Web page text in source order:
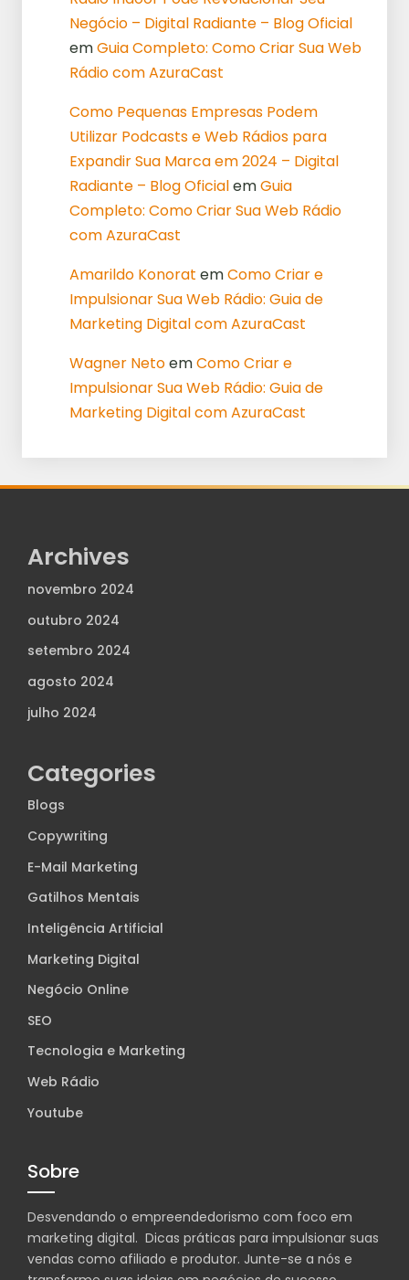
Negócio – Digital Radiante – Blog Oficial
emGuia Completo: Como Criar Sua Web
Rádio com AzuraCast
Como Pequenas Empresas Podem
Utilizar Podcasts e Web Rádios para
Expandir Sua Marca em 2024 – Digital
Radiante – Blog OficialemGuia
Completo: Como Criar Sua Web Rádio
com AzuraCast
Amarildo Konorat emComo Criar e
Impulsionar Sua Web Rádio: Guia de
Marketing Digital com AzuraCast
Wagner NetoemComo Criar e
Impulsionar Sua Web Rádio: Guia de
Marketing Digital com AzuraCast
Archives
novembro 2024
outubro 2024
setembro 2024
agosto 2024
julho 2024
Categories
Blogs
Copywriting
E-Mail Marketing
Gatilhos Mentais
Inteligência Artificial
Marketing Digital
Negócio Online
SEO
Tecnologia e Marketing
Web Rádio
Youtube
Sobre
Desvendando o empreendedorismo com foco em
marketing digital. Dicas práticas para impulsionar suas
vendas como afiliado e produtor. Junte-se a nós e